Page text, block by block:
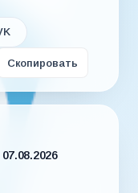
Скопировать